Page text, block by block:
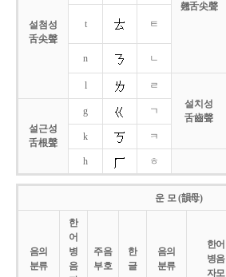
翹舌尖聲
설첨성
舌尖聲
t ㅌ
n ㄴ
l
ㄹ
설치성
舌齒聲
설근성
舌根聲
g ㄱ
k ㅋ
h ㅎ
운 모 (韻母)
음의
분류
한
어
병
음
주음
부호
한
글
음의
분류
한어
병음
자모